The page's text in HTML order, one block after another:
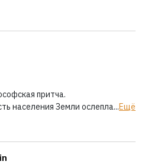
притча.
населения Земли ослепла...Ещё